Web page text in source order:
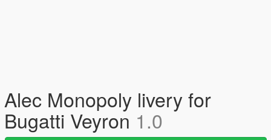
Alec Monopoly livery for
Bugatti Veyron 1.0